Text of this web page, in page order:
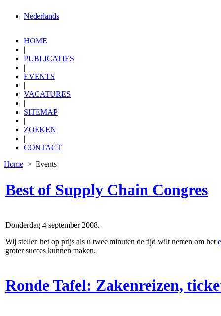
Nederlands
HOME
|
PUBLICATIES
|
EVENTS
|
VACATURES
|
SITEMAP
|
ZOEKEN
|
CONTACT
Home > Events
Best of Supply Chain Congres
Donderdag 4 september 2008.
Wij stellen het op prijs als u twee minuten de tijd wilt nemen om het
groter succes kunnen maken.
Ronde Tafel: Zakenreizen,